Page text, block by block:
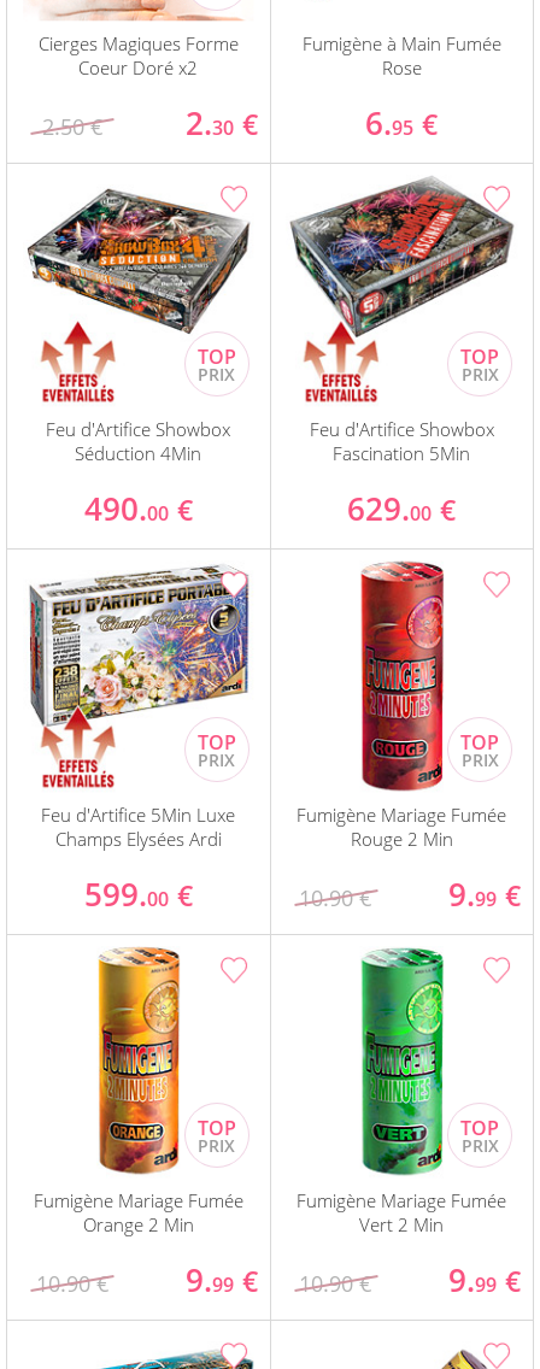
Cierges Magiques Forme
Coeur Doré x2
2.50 € 2.30 €
Fumigène à Main Fumée
Rose
6.95 €
Feu d'Artifice Showbox
Séduction 4Min
490.00 €
Feu d'Artifice Showbox
Fascination 5Min
629.00 €
Feu d'Artifice 5Min Luxe
Champs Elysées Ardi
599.00 €
Fumigène Mariage Fumée
Rouge 2 Min
10.90 € 9.99 €
Fumigène Mariage Fumée
Orange 2 Min
10.90 € 9.99 €
Fumigène Mariage Fumée
Vert 2 Min
10.90 € 9.99 €